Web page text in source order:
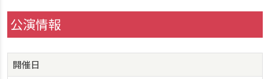
公演情報
開催日